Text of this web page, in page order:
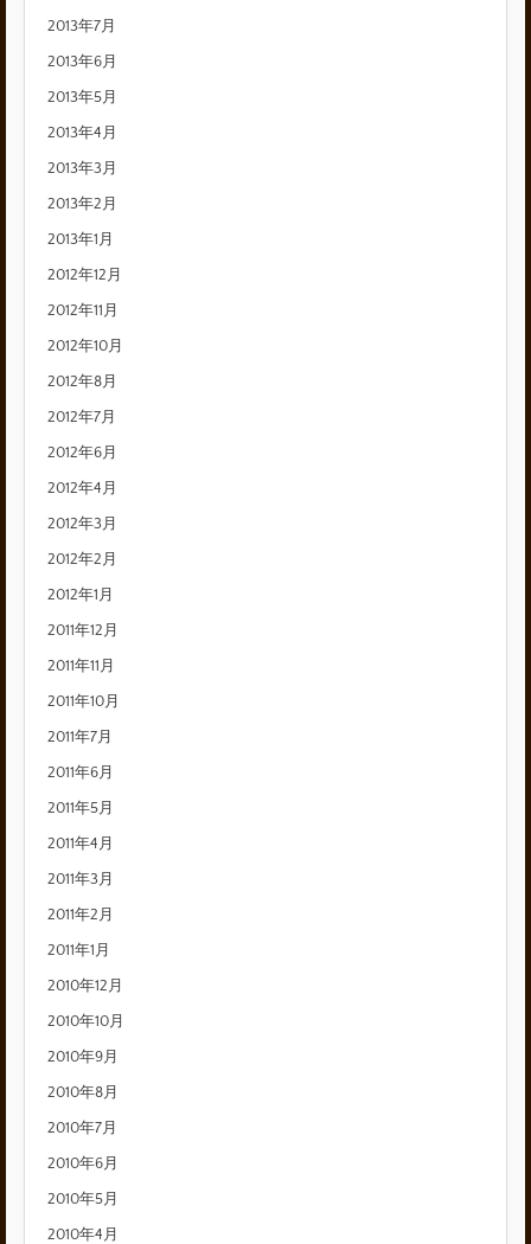
2013年7月
2013年6月
2013年5月
2013年4月
2013年3月
2013年2月
2013年1月
2012年12月
2012年11月
2012年10月
2012年8月
2012年7月
2012年6月
2012年4月
2012年3月
2012年2月
2012年1月
2011年12月
2011年11月
2011年10月
2011年7月
2011年6月
2011年5月
2011年4月
2011年3月
2011年2月
2011年1月
2010年12月
2010年10月
2010年9月
2010年8月
2010年7月
2010年6月
2010年5月
2010年4月